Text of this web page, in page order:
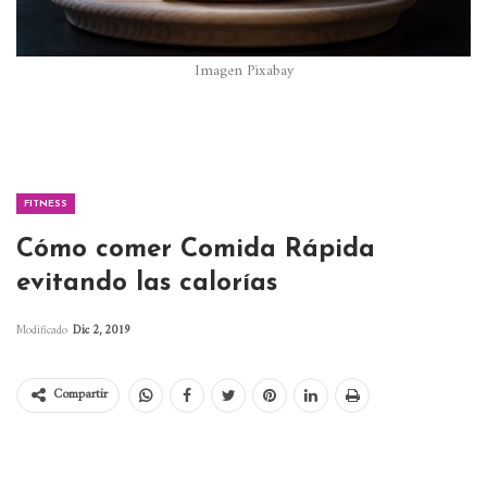
Imagen Pixabay
FITNESS
Cómo comer Comida Rápida
evitando las calorías
Modificado Dic 2, 2019
Compartir